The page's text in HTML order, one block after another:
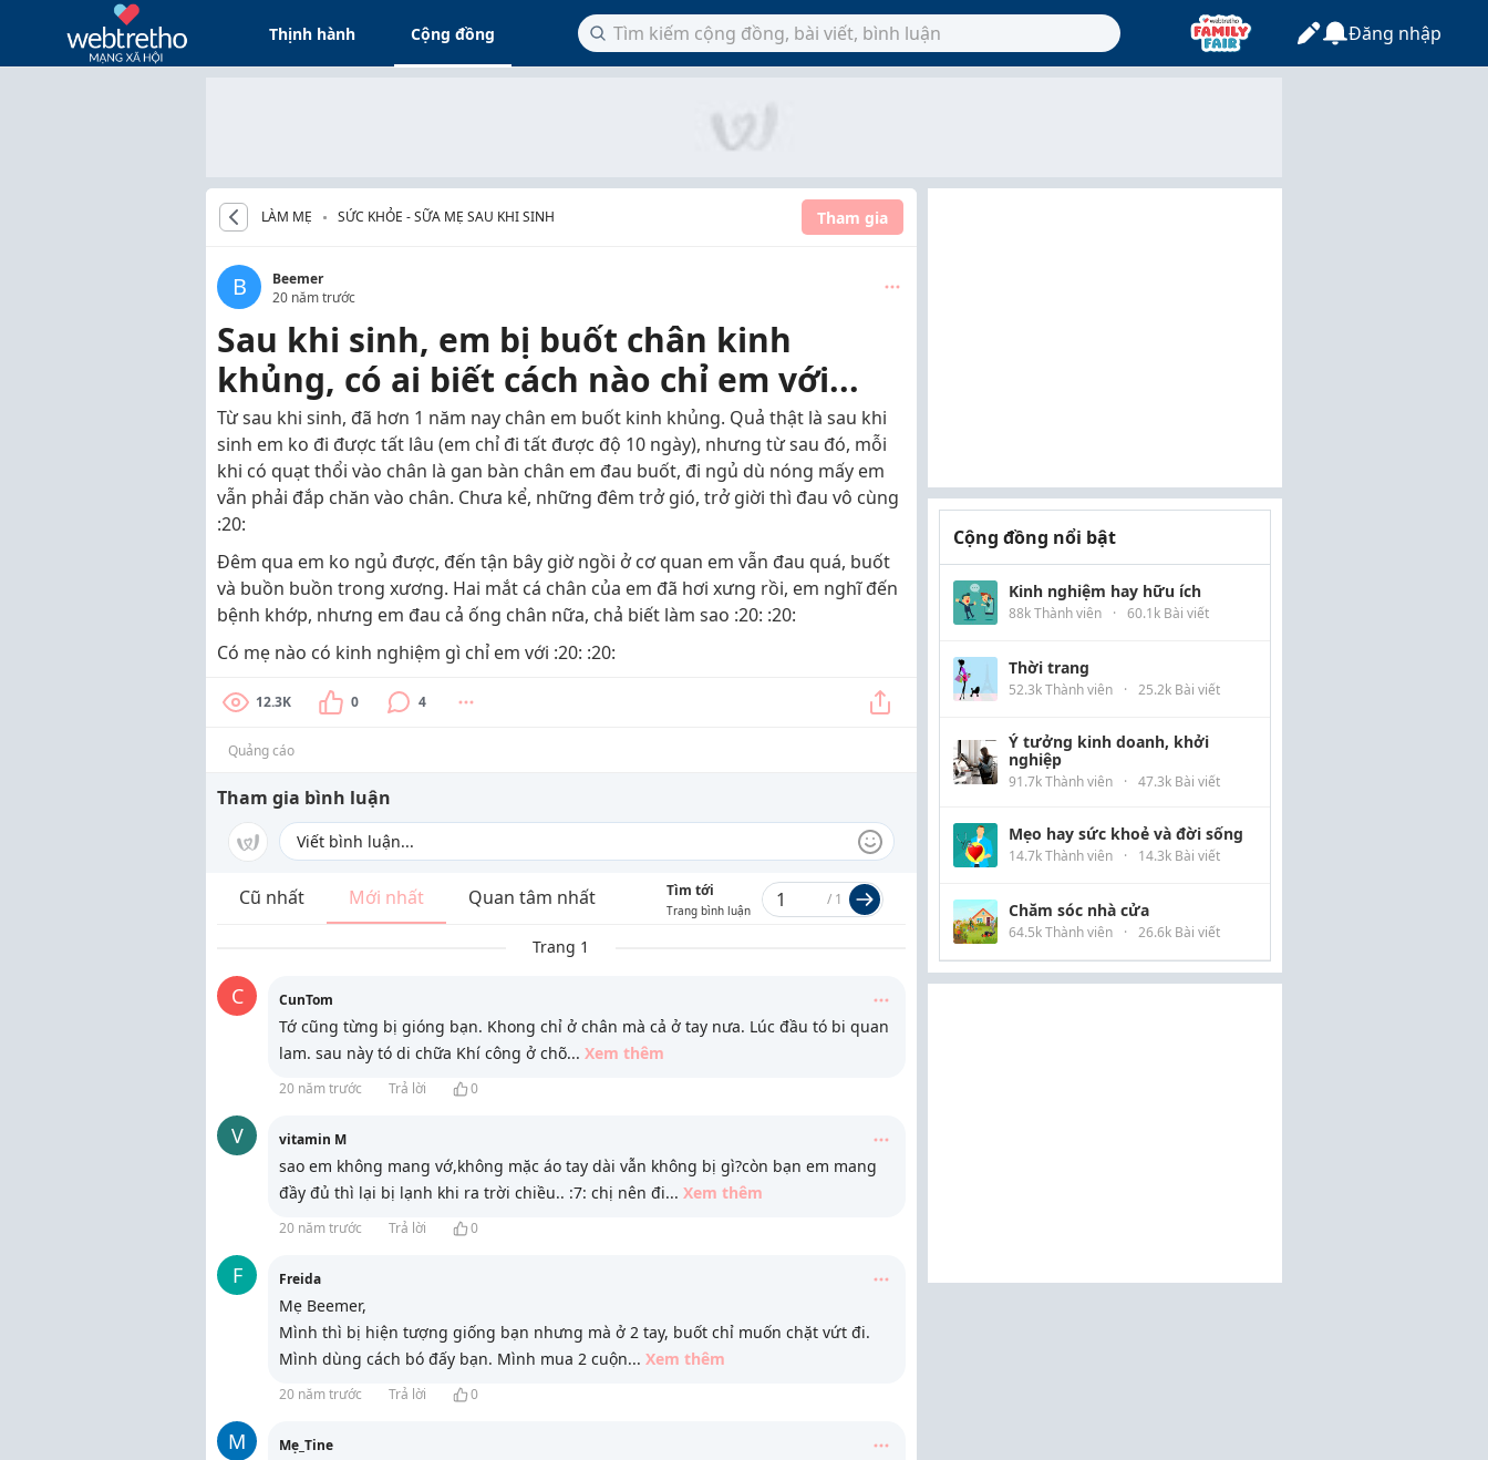
Thịnh hành Cộng đồng Đăng nhập
LÀM MẸ SỨC KHỎE - SỮA MẸ SAU KHI SINH Tham gia
B
Beemer
20 năm trước
Sau khi sinh, em bị buốt chân kinh
khủng, có ai biết cách nào chỉ em với...
Từ sau khi sinh, đã hơn 1 năm nay chân em buốt kinh khủng. Quả thật là sau khi
sinh em ko đi được tất lâu (em chỉ đi tất được độ 10 ngày), nhưng từ sau đó, mỗi
khi có quạt thổi vào chân là gan bàn chân em đau buốt, đi ngủ dù nóng mấy em
vẫn phải đắp chăn vào chân. Chưa kể, những đêm trở gió, trở giời thì đau vô cùng
:20:
Đêm qua em ko ngủ được, đến tận bây giờ ngồi ở cơ quan em vẫn đau quá, buốt
và buồn buồn trong xương. Hai mắt cá chân của em đã hơi xưng rồi, em nghĩ đến
bệnh khớp, nhưng em đau cả ống chân nữa, chả biết làm sao :20: :20:
Có mẹ nào có kinh nghiệm gì chỉ em với :20: :20:
12.3K 0 4
Quảng cáo
Tham gia bình luận
Cũ nhất Mới nhất Quan tâm nhất Tìm tới
Trang bình luận
/ 1
Trang 1
C CunTom
Tớ cũng từng bị gióng bạn. Khong chỉ ở chân mà cả ở tay nưa. Lúc đầu tó bi quan
lam. sau này tó di chữa Khí công ở chõ... Xem thêm
20 năm trước Trả lời 0
V vitamin M
sao em không mang vớ,không mặc áo tay dài vẫn không bị gì?còn bạn em mang
đầy đủ thì lại bị lạnh khi ra trời chiều.. :7: chị nên đi... Xem thêm
20 năm trước Trả lời 0
F Freida
Mẹ Beemer,
Mình thì bị hiện tượng giống bạn nhưng mà ở 2 tay, buốt chỉ muốn chặt vứt đi.
Mình dùng cách bó đấy bạn. Mình mua 2 cuộn... Xem thêm
20 năm trước Trả lời 0
M Mẹ_Tine
Cộng đồng nổi bật
Kinh nghiệm hay hữu ích
88k Thành viên · 60.1k Bài viết
Thời trang
52.3k Thành viên · 25.2k Bài viết
Ý tưởng kinh doanh, khởi
nghiệp
91.7k Thành viên · 47.3k Bài viết
Mẹo hay sức khoẻ và đời sống
14.7k Thành viên · 14.3k Bài viết
Chăm sóc nhà cửa
64.5k Thành viên · 26.6k Bài viết